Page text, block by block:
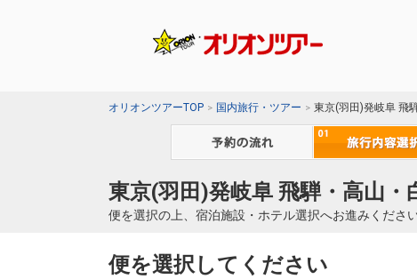
オリオンツアーTOP 国内旅行・ツアー 東京(羽田)発岐阜 飛
東京(羽田)発岐阜 飛騨・高山
便を選択の上、宿泊施設・ホテル選択へお進みくださ
便を選択してください